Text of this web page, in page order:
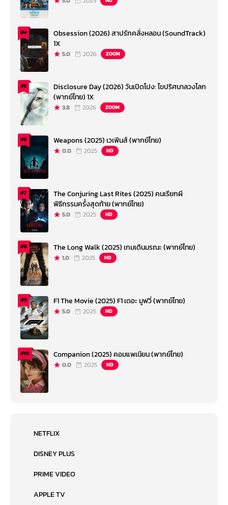
#4
Obsession (2026) สาปรักคลั่งหลอน (SoundTrack)
1X
5.0 2026 ZOOM
#5
Disclosure Day (2026) วันเปิดโปง: ไขปริศนาลวงโลก
(พากย์ไทย) 1X
3.8 2026 ZOOM
#6 Weapons (2025) เวเพินส์ (พากย์ไทย)
0.0 2025 HD
#7
The Conjuring Last Rites (2025) คนเรียกผี
พิธีกรรมครั้งสุดท้าย (พากย์ไทย)
5.0 2025 HD
#8 The Long Walk (2025) เกมเดินมรณะ (พากย์ไทย)
1.0 2025 HD
#9 F1 The Movie (2025) F1 เดอะ มูฟวี่ (พากย์ไทย)
5.0 2025 HD
#10 Companion (2025) คอมแพเนียน (พากย์ไทย)
0.0 2025 HD
NETFLIX
DISNEY PLUS
PRIME VIDEO
APPLE TV